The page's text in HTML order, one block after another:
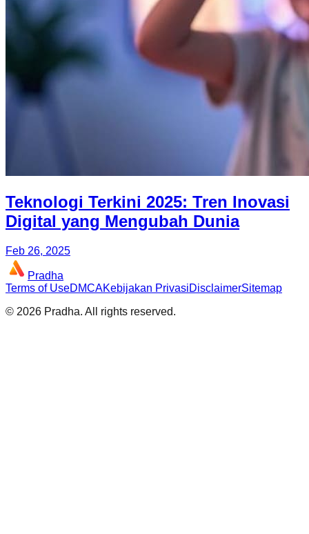
Teknologi Terkini 2025: Tren Inovasi
Digital yang Mengubah Dunia
Feb 26, 2025
Pradha
Terms of UseDMCAKebijakan PrivasiDisclaimerSitemap
© 2026 Pradha. All rights reserved.